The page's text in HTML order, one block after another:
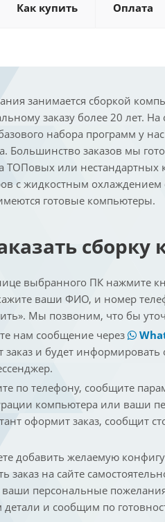
Как купить Оплата
занимается сборкой
заказу более 20 лет. На
набора программ у
Большинство заказов мы
ТОПовых или нестандартных
с жидкостным охлаждением
готовые компьютеры.
выбранного ПК нажмите
ваши ФИО, и номер
Мы позвоним, что бы
нам сообщение через
заказ и будет информировать
по телефону, сообщите
компьютера или ваши
оформит заказ, сообщит
добавить желаемую
заказ на сайте
ваши персональные
детали и сообщим по